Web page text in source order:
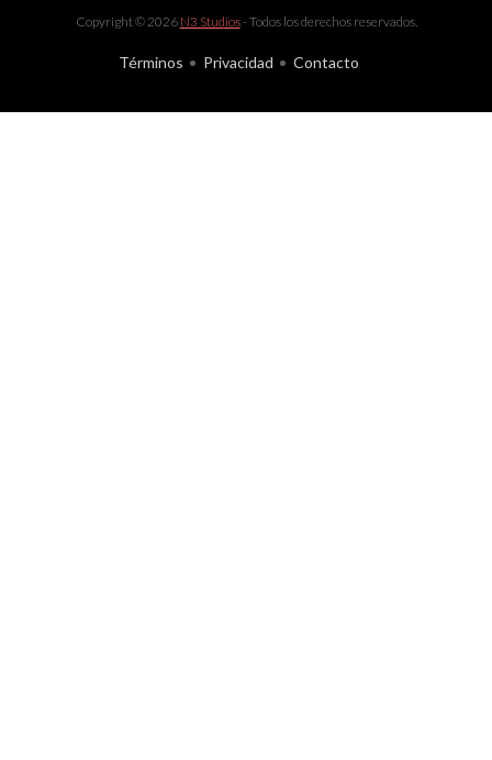
Copyright © 2026 N3 Studios- Todos los derechos reservados.
Términos Privacidad Contacto